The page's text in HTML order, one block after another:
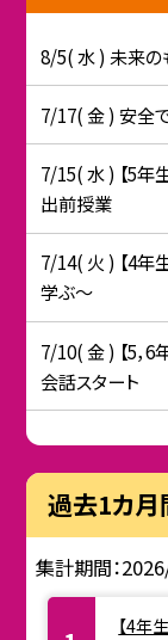
8/5( 水 ) 未来
7/17( 金 ) 安全
7/15( 水 ) 【5年
出前授業
7/14( 火 ) 【4年
学ぶ〜
7/10( 金 ) 【5，6
会話スタート
過去1カ月
集計期間：
【4年